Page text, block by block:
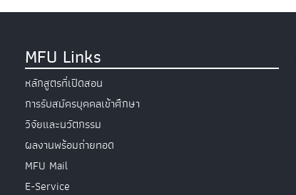
MFU Links
หลักสูตรที่เปิดสอน
การรับสมัครบุคคลเข้าศึกษา
วิจัยและนวัตกรรม
ผลงานพร้อมถ่ายทอด
MFU Mail
E-Service